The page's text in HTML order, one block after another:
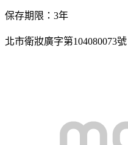
保存期限：3年
北市衛妝廣字第104080073號